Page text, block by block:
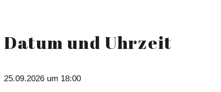
Datum und Uhrzeit
25.09.2026 um 18:00